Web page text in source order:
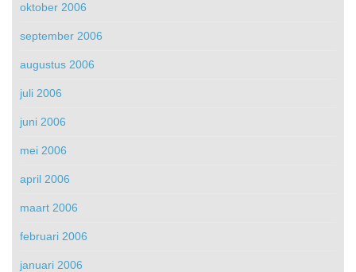
oktober 2006
september 2006
augustus 2006
juli 2006
juni 2006
mei 2006
april 2006
maart 2006
februari 2006
januari 2006